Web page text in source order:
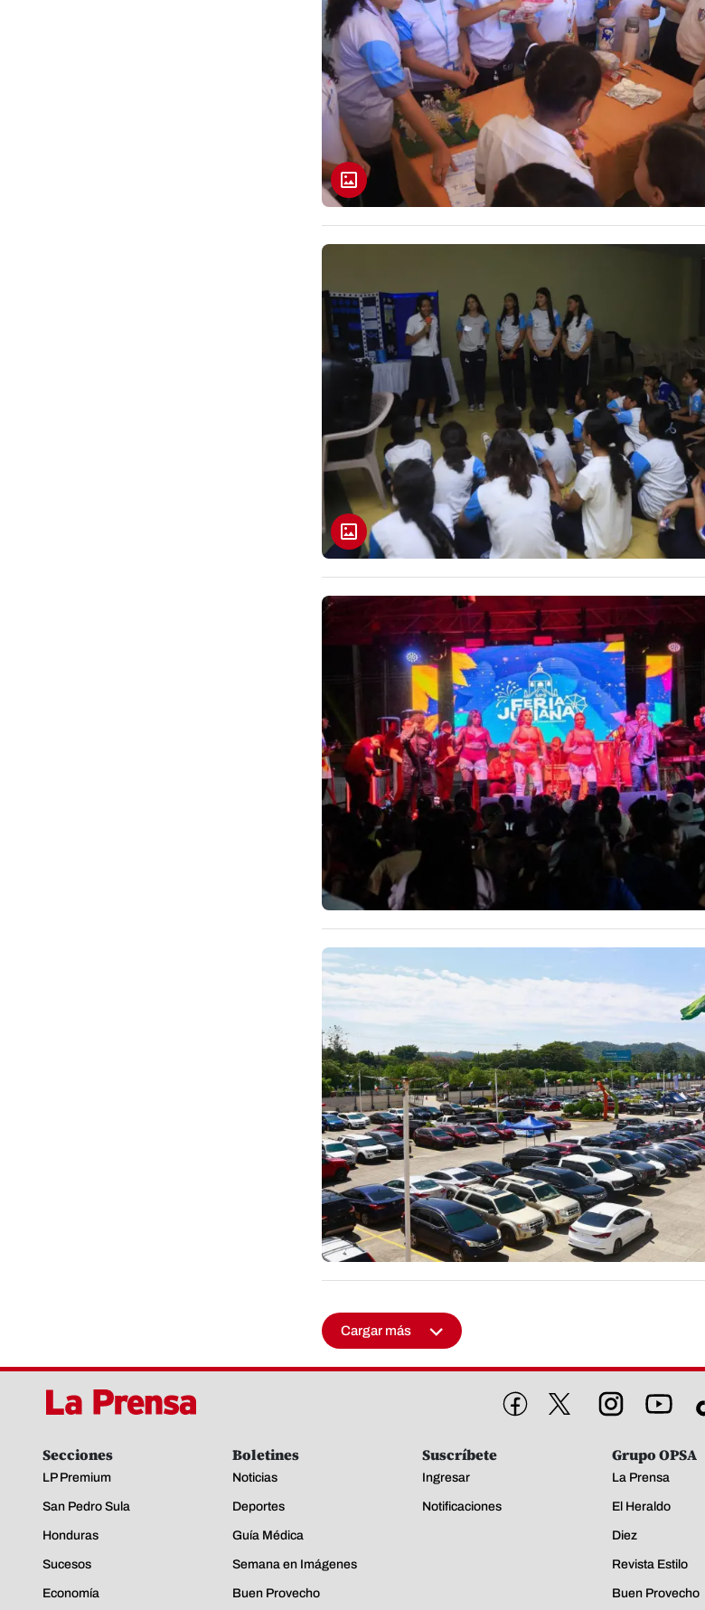
Cargar más
Secciones
LP Premium
San Pedro Sula
Honduras
Sucesos
Economía
Boletines
Noticias
Deportes
Guía Médica
Semana en Imágenes
Buen Provecho
Suscríbete
Ingresar
Notificaciones
Grupo OPSA
La Prensa
El Heraldo
Diez
Revista Estilo
Buen Provecho